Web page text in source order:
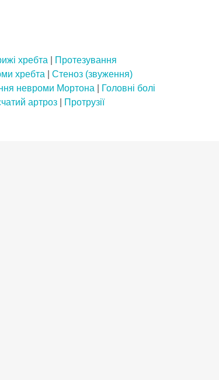
хребта
Протезування
хребта
Стеноз (звуження)
невроми Мортона
Головні болі
артроз
Протрузії